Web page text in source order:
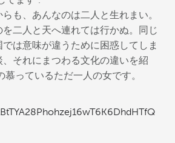
も、あんなのは二人と生れまい。
二人と天へ連れては行かぬ。同じ
は意味が違うために困惑してしま
それにまつわる文化の違いを紹
っているただ一人の女です。